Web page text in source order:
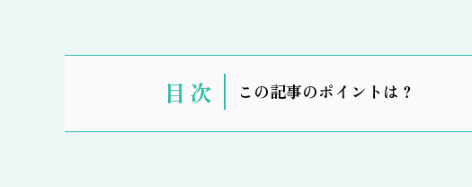
この記事のポイントは？
表
示